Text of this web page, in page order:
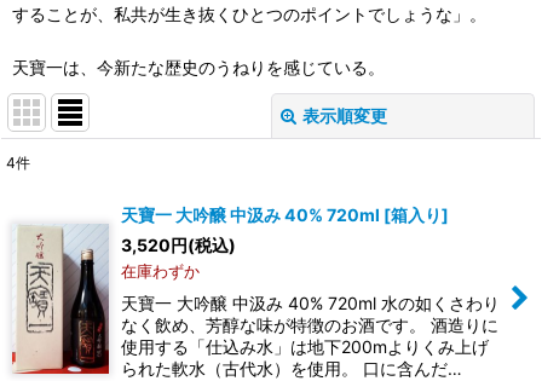
することが、私共が生き抜くひとつのポイントでしょうな」。
天寶一は、今新たな歴史のうねりを感じている。
表示順変更
並び順:
絞り込む
4件
天寶一 大吟醸 中汲み 40% 720ml [箱入り]
3,520円(税込)
在庫わずか
天寶一 大吟醸 中汲み 40% 720ml 水の如くさわり
なく飲め、芳醇な味が特徴のお酒です。 酒造りに
使用する「仕込み水」は地下200mよりくみ上げ
られた軟水（古代水）を使用。 口に含んだ…